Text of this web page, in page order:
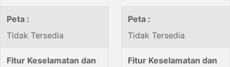
Peta :
Tidak Tersedia
Peta :
Tidak Tersedia
Fitur Keselamatan dan
Fitur Keselamatan dan